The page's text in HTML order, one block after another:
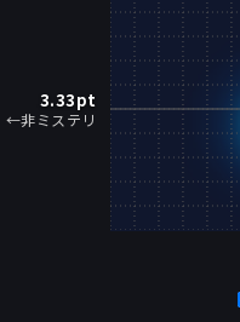
3.33pt
←非ミステリ